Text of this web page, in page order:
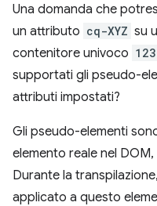
Una domanda che
un attributo cq-XYZ su
contenitore univoco 123
supportati gli pseudo-
attributi impostati?
Gli pseudo-elementi
elemento reale nel
Durante la
applicato a questo